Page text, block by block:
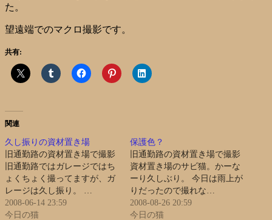
た。
望遠端でのマクロ撮影です。
共有:
関連
久し振りの資材置き場
旧通勤路の資材置き場で撮影
旧通勤路ではガレージではち
ょくちょく撮ってますが、ガ
レージは久し振り。 …
2008-06-14 23:59
今日の猫
保護色？
旧通勤路の資材置き場で撮影
資材置き場のサビ猫。かーな
ーり久しぶり。 今日は雨上が
りだったので撮れな…
2008-08-26 20:59
今日の猫